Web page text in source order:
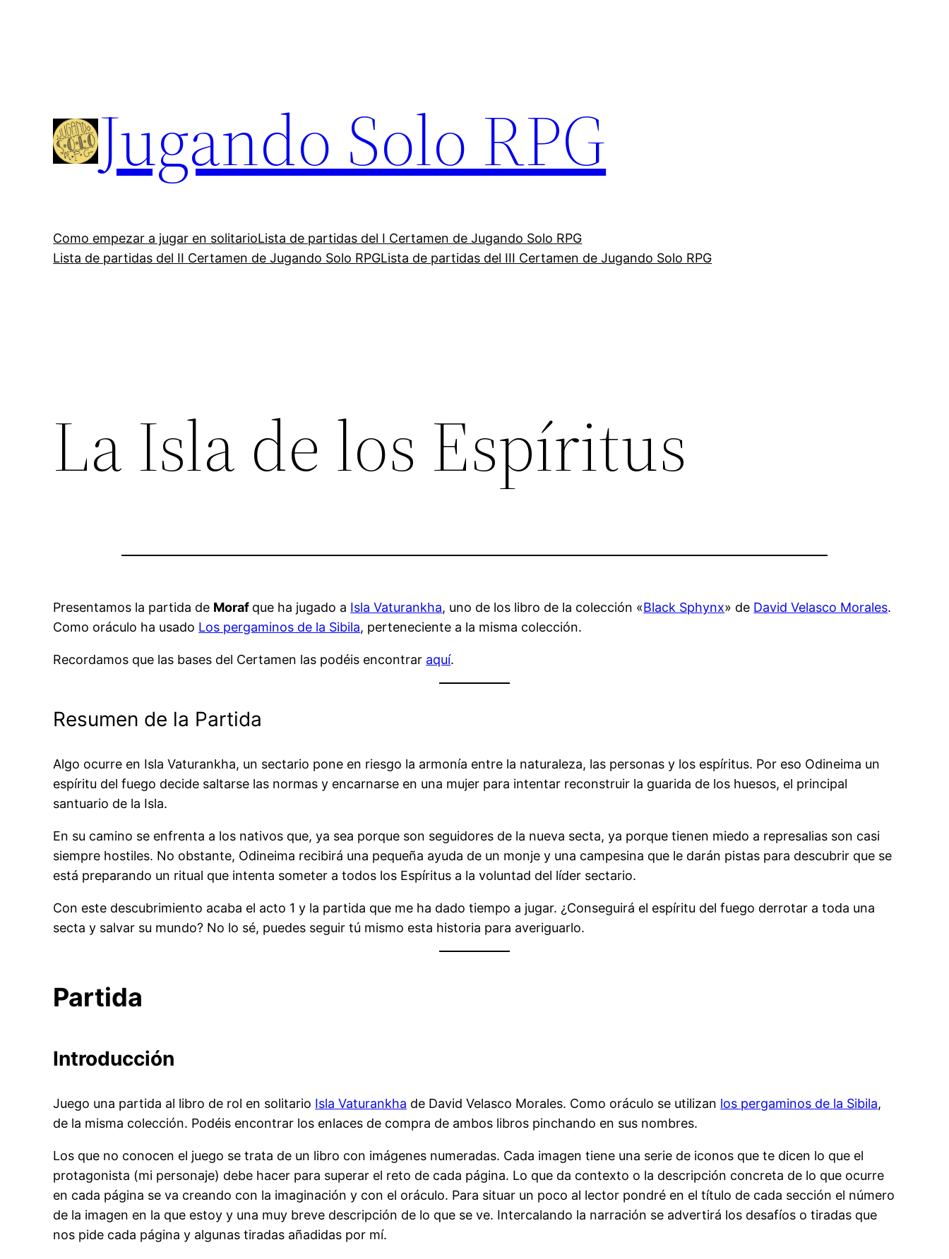
Jugando Solo RPG
Como empezar a jugar en solitarioLista de partidas del I Certamen de Jugando Solo RPG
Lista de partidas del II Certamen de Jugando Solo RPGLista de partidas del III Certamen de Jugando Solo RPG
La Isla de los Espíritus
Presentamos la partida de Moraf que ha jugado a Isla Vaturankha, uno de los libro de la colección «Black Sphynx» de David Velasco Morales.
Como oráculo ha usado Los pergaminos de la Sibila, perteneciente a la misma colección.
Recordamos que las bases del Certamen las podéis encontrar aquí.
Resumen de la Partida
Algo ocurre en Isla Vaturankha, un sectario pone en riesgo la armonía entre la naturaleza, las personas y los espíritus. Por eso Odineima un
espíritu del fuego decide saltarse las normas y encarnarse en una mujer para intentar reconstruir la guarida de los huesos, el principal
santuario de la Isla.
En su camino se enfrenta a los nativos que, ya sea porque son seguidores de la nueva secta, ya porque tienen miedo a represalias son casi
siempre hostiles. No obstante, Odineima recibirá una pequeña ayuda de un monje y una campesina que le darán pistas para descubrir que se
está preparando un ritual que intenta someter a todos los Espíritus a la voluntad del líder sectario.
Con este descubrimiento acaba el acto 1 y la partida que me ha dado tiempo a jugar. ¿Conseguirá el espíritu del fuego derrotar a toda una
secta y salvar su mundo? No lo sé, puedes seguir tú mismo esta historia para averiguarlo.
Partida
Introducción
Juego una partida al libro de rol en solitario Isla Vaturankha de David Velasco Morales. Como oráculo se utilizan los pergaminos de la Sibila,
de la misma colección. Podéis encontrar los enlaces de compra de ambos libros pinchando en sus nombres.
Los que no conocen el juego se trata de un libro con imágenes numeradas. Cada imagen tiene una serie de iconos que te dicen lo que el
protagonista (mi personaje) debe hacer para superar el reto de cada página. Lo que da contexto o la descripción concreta de lo que ocurre
en cada página se va creando con la imaginación y con el oráculo. Para situar un poco al lector pondré en el título de cada sección el número
de la imagen en la que estoy y una muy breve descripción de lo que se ve. Intercalando la narración se advertirá los desafíos o tiradas que
nos pide cada página y algunas tiradas añadidas por mí.